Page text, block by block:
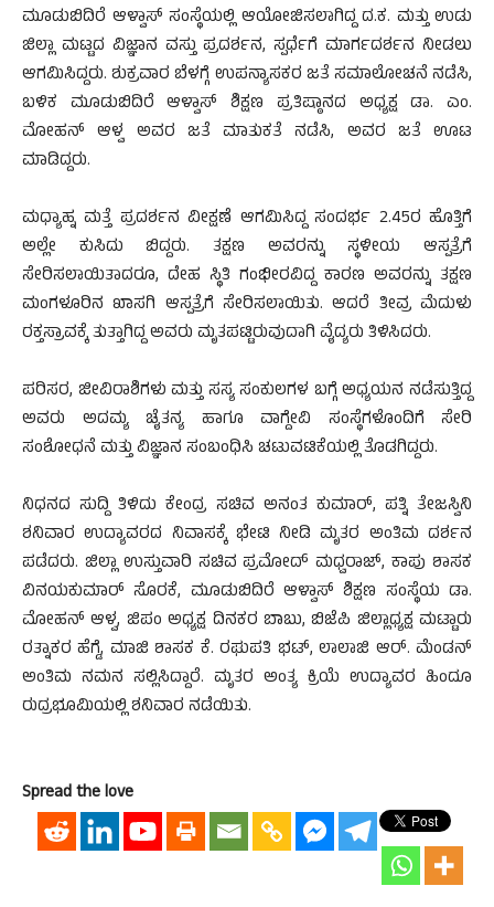
ಮೂಡುಬಿದಿರೆ ಆಳ್ವಾಸ್‌ ಸಂಸ್ಥೆಯಲ್ಲಿ ಆಯೋಜಿಸಲಾಗಿದ್ದ ದ.ಕ. ಮತ್ತು ಉಡು
ಜಿಲ್ಲಾ ಮಟ್ಟದ ವಿಜ್ಞಾನ ವಸ್ತು ಪ್ರದರ್ಶನ, ಸ್ಪರ್ಧೆಗೆ ಮಾರ್ಗದರ್ಶನ ನೀಡಲು
ಆಗಮಿಸಿದ್ದರು. ಶುಕ್ರವಾರ ಬೆಳಗ್ಗೆ ಉಪನ್ಯಾಸಕರ ಜತೆ ಸಮಾಲೋಚನೆ ನಡೆಸಿ,
ಬಳಿಕ ಮೂಡುಬಿದಿರೆ ಆಳ್ವಾಸ್‌ ಶಿಕ್ಷಣ ಪ್ರತಿಷ್ಠಾನದ ಅಧ್ಯಕ್ಷ ಡಾ. ಎಂ.
ಮೋಹನ್‌ ಆಳ್ವ ಅವರ ಜತೆ ಮಾತುಕತೆ ನಡೆಸಿ, ಅವರ ಜತೆ ಊಟ
ಮಾಡಿದ್ದರು.
ಮಧ್ಯಾಹ್ನ ಮತ್ತೆ ಪ್ರದರ್ಶನ ವೀಕ್ಷಣೆ ಆಗಮಿಸಿದ್ದ ಸಂದರ್ಭ 2.45ರ ಹೊತ್ತಿಗೆ
ಅಲ್ಲೇ ಕುಸಿದು ಬಿದ್ದರು. ತಕ್ಷಣ ಅವರನ್ನು ಸ್ಥಳೀಯ ಆಸ್ಪತ್ರೆಗೆ
ಸೇರಿಸಲಾಯಿತಾದರೂ, ದೇಹ ಸ್ಥಿತಿ ಗಂಭೀರವಿದ್ದ ಕಾರಣ ಅವರನ್ನು ತಕ್ಷಣ
ಮಂಗಳೂರಿನ ಖಾಸಗಿ ಆಸ್ಪತ್ರೆಗೆ ಸೇರಿಸಲಾಯಿತು. ಆದರೆ ತೀವ್ರ ಮೆದುಳು
ರಕ್ತಸ್ರಾವಕ್ಕೆ ತುತ್ತಾಗಿದ್ದ ಅವರು ಮೃತಪಟ್ಟಿರುವುದಾಗಿ ವೈದ್ಯರು ತಿಳಿಸಿದರು.
ಪರಿಸರ, ಜೀವಿರಾಶಿಗಳು ಮತ್ತು ಸಸ್ಯ ಸಂಕುಲಗಳ ಬಗ್ಗೆ ಅಧ್ಯಯನ ನಡೆಸುತ್ತಿದ್ದ
ಅವರು ಅದಮ್ಯ ಚೈತನ್ಯ ಹಾಗೂ ವಾಗ್ದೇವಿ ಸಂಸ್ಥೆಗಳೊಂದಿಗೆ ಸೇರಿ
ಸಂಶೋಧನೆ ಮತ್ತು ವಿಜ್ಞಾನ ಸಂಬಂಧಿಸಿ ಚಟುವಟಿಕೆಯಲ್ಲಿ ತೊಡಗಿದ್ದರು.
ನಿಧನದ ಸುದ್ದಿ ತಿಳಿದು ಕೇಂದ್ರ ಸಚಿವ ಅನಂತ ಕುಮಾರ್‌, ಪತ್ನಿ ತೇಜಸ್ವಿನಿ
ಶನಿವಾರ ಉದ್ಯಾವರದ ನಿವಾಸಕ್ಕೆ ಭೇಟಿ ನೀಡಿ ಮೃತರ ಅಂತಿಮ ದರ್ಶನ
ಪಡೆದರು. ಜಿಲ್ಲಾ ಉಸ್ತುವಾರಿ ಸಚಿವ ಪ್ರಮೋದ್‌ ಮಧ್ವರಾಜ್‌, ಕಾಪು ಶಾಸಕ
ವಿನಯಕುಮಾರ್‌ ಸೊರಕೆ, ಮೂಡುಬಿದಿರೆ ಆಳ್ವಾಸ್‌ ಶಿಕ್ಷಣ ಸಂಸ್ಥೆಯ ಡಾ.
ಮೋಹನ್‌ ಆಳ್ವ, ಜಿಪಂ ಅಧ್ಯಕ್ಷ ದಿನಕರ ಬಾಬು, ಬಿಜೆಪಿ ಜಿಲ್ಲಾಧ್ಯಕ್ಷ ಮಟ್ಟಾರು
ರತ್ನಾಕರ ಹೆಗ್ಡೆ, ಮಾಜಿ ಶಾಸಕ ಕೆ. ರಘುಪತಿ ಭಟ್‌, ಲಾಲಾಜಿ ಆರ್‌. ಮೆಂಡನ್‌
ಅಂತಿಮ ನಮನ ಸಲ್ಲಿಸಿದ್ದಾರೆ. ಮೃತರ ಅಂತ್ಯ ಕ್ರಿಯೆ ಉದ್ಯಾವರ ಹಿಂದೂ
ರುದ್ರಭೂಮಿಯಲ್ಲಿ ಶನಿವಾರ ನಡೆಯಿತು.
Spread the love